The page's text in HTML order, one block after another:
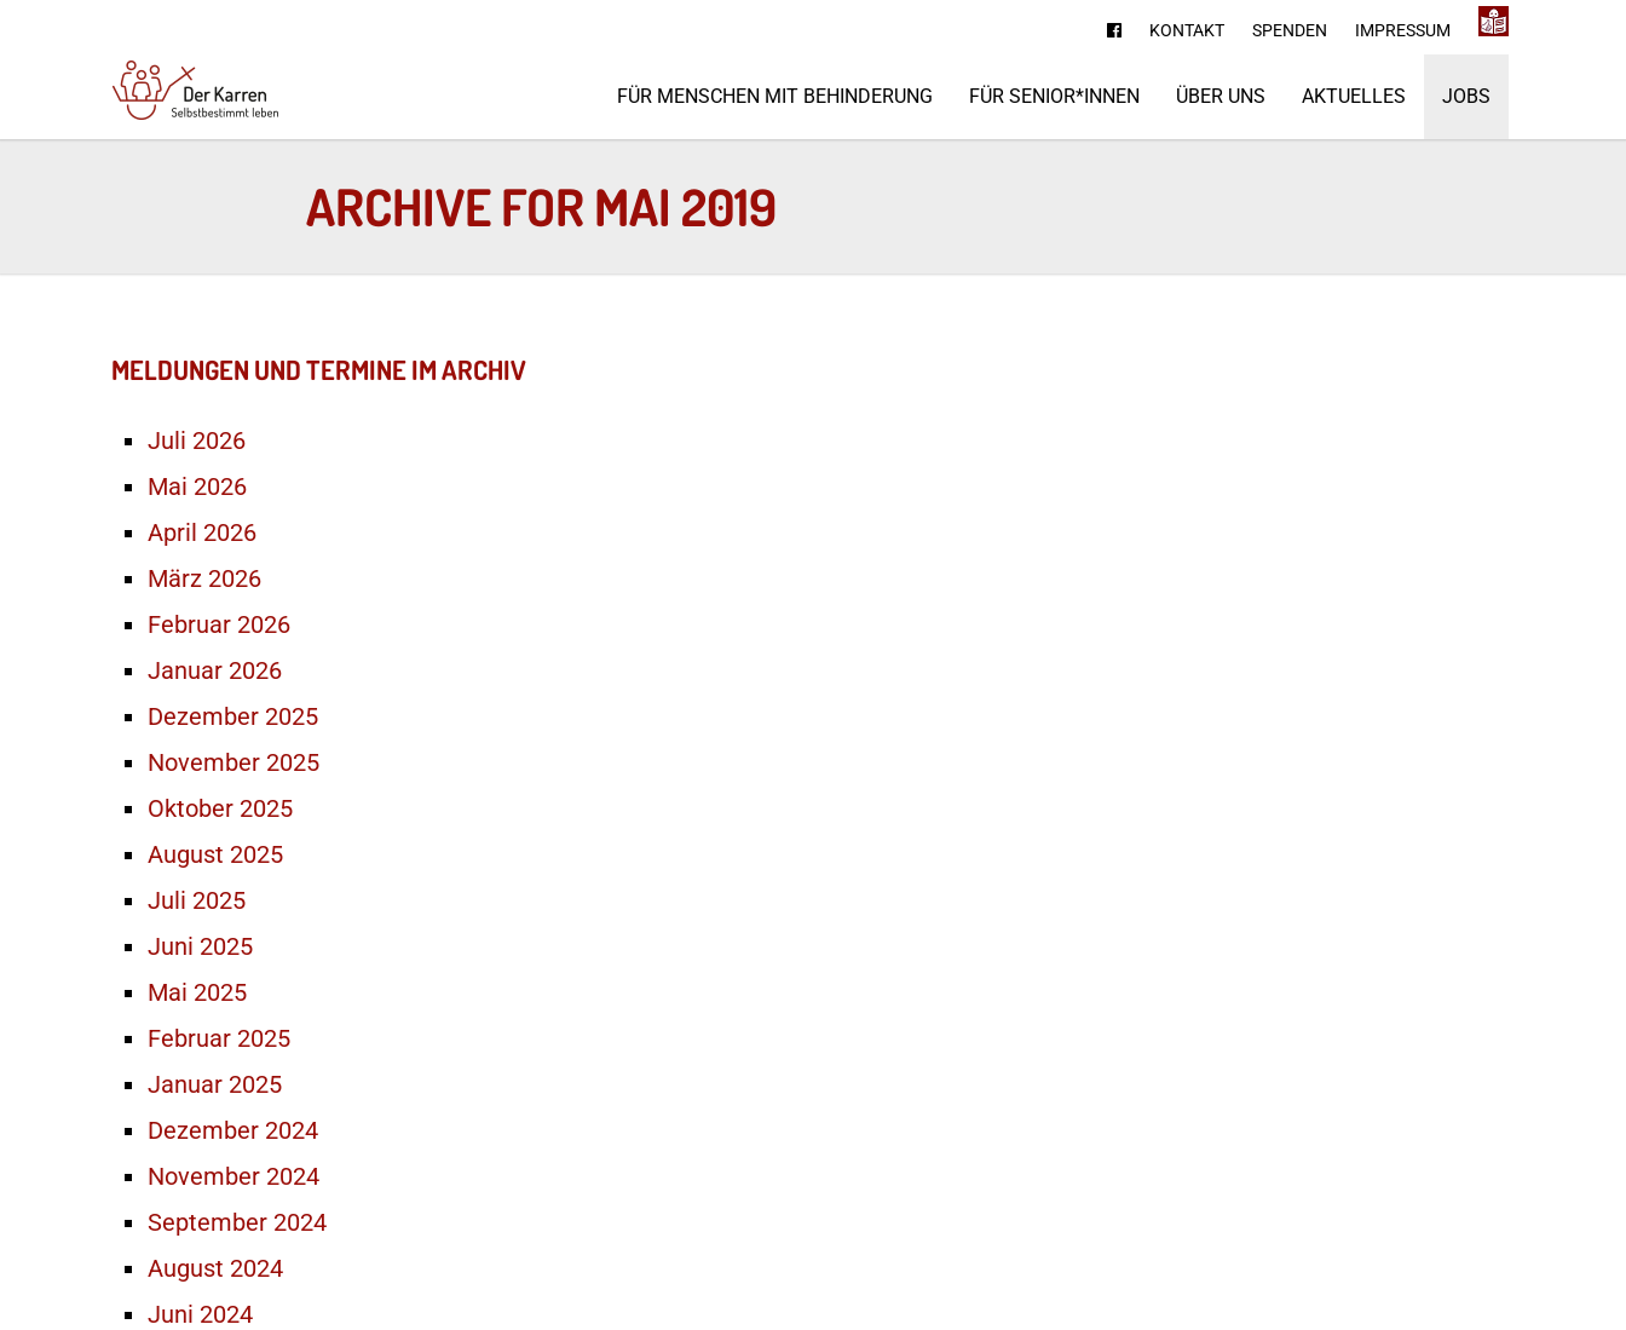
KONTAKT SPENDEN IMPRESSUM
FÜR MENSCHEN MIT BEHINDERUNG FÜR SENIOR*INNEN ÜBER UNS AKTUELLES JOBS
ARCHIVE FOR MAI 2019
MELDUNGEN UND TERMINE IM ARCHIV
Juli 2026
Mai 2026
April 2026
März 2026
Februar 2026
Januar 2026
Dezember 2025
November 2025
Oktober 2025
August 2025
Juli 2025
Juni 2025
Mai 2025
Februar 2025
Januar 2025
Dezember 2024
November 2024
September 2024
August 2024
Juni 2024